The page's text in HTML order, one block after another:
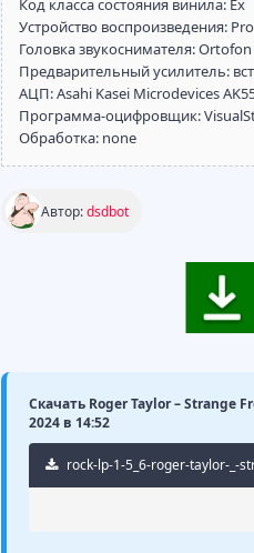
Код класса состояния винила: Ex
Устройство воспроизведения:
Головка звукоснимателя: Ortofon
Предварительный усилитель:
АЦП: Asahi Kasei Microdevices
Программа-оцифровщик:
Обработка: none
Автор:dsdbot
Скачать Roger Taylor ‎– Strange
2024 в 14:52
rock-lp-1-5_6-roger-taylor-_-